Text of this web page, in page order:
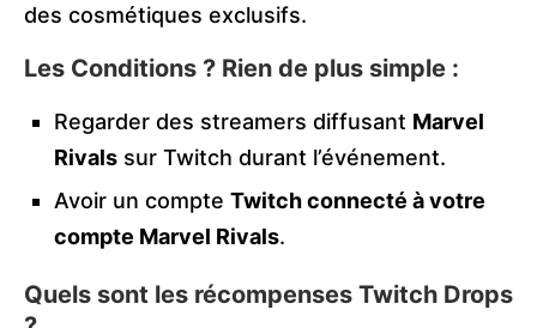
des cosmétiques exclusifs.
Les Conditions ? Rien de plus simple :
Regarder des streamers diffusant Marvel
Rivals sur Twitch durant l’événement.
Avoir un compte Twitch connecté à votre
compte Marvel Rivals.
Quels sont les récompenses Twitch Drops